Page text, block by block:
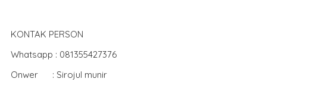
KONTAK PERSON
Whatsapp : 081355427376
Onwer : Sirojul munir